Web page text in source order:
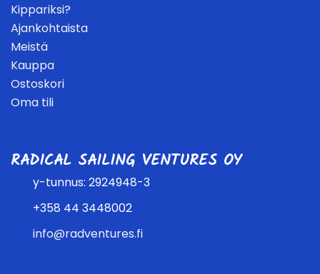
Kippariksi?
Ajankohtaista
Meistä
Kauppa
Ostoskori
Oma tili
RADICAL SAILING VENTURES OY
y-tunnus: 2924948-3
+358 44 3448002
info@radventures.fi